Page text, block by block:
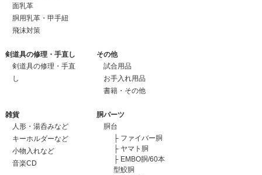
面乳革
胴用乳革・甲手紐
飛沫対策
剣道具の修理・手直し
剣道具の修理・手直
し
その他
試合用品
お手入れ用品
書籍・その他
雑貨
人形・湯呑みなど
キーホルダーなど
小物入れなど
音楽CD
胴パーツ
胴台
├ ファイバー胴
├ ヤマト胴
├ EMBO胴/60本
型鮫胴